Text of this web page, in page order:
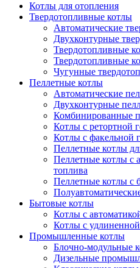
Котлы для отопления
Твердотопливные котлы
Автоматические
Двухконтурные
Твердотопливные
Твердотопливные
Чугунные
Пеллетные котлы
Автоматические
Двухконтурные
Комбинированные
Котлы с ретортной
Котлы с факельной
Пеллетные котлы
Пеллетные котлы с
топлива
Пеллетные котлы с
Бытовые котлы
Котлы с
Котлы с
Промышленные котлы
Блочно-модульные
Дизельные